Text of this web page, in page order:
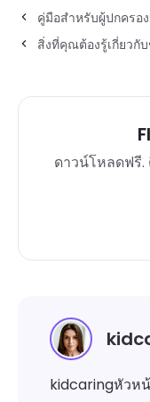
คู่มือสำหรับผู้ปกครอ
สิ่งที่คุณต้องรู้เกี่ยวกั
ดาวน์โหลดฟรี.
kidcaringหัวห